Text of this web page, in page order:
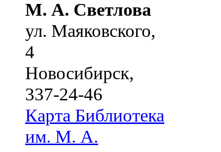
М. А. Светлова
ул. Маяковского,
4
Новосибирск,
337-24-46
Карта Библиотека
им. М. А.